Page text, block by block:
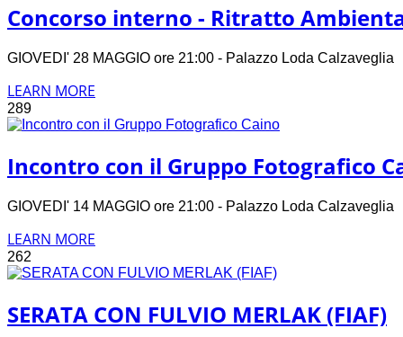
Concorso interno - Ritratto
GIOVEDI' 28 MAGGIO ore 21:00 - Palazzo Loda
LEARN MORE
289
Incontro con il Gruppo Fotografico
GIOVEDI' 14 MAGGIO ore 21:00 - Palazzo Loda
LEARN MORE
262
SERATA CON FULVIO MERLAK (FIAF)